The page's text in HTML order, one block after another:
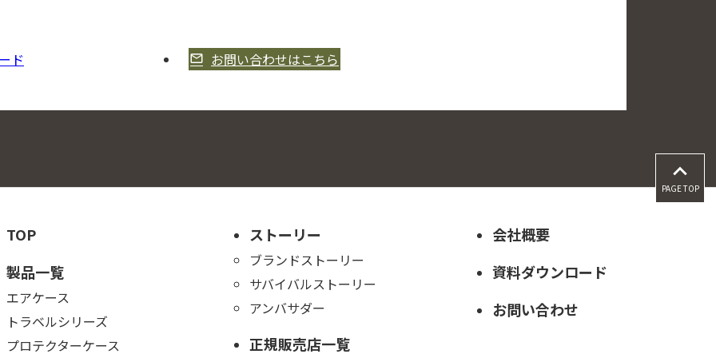
ド お問い合わせはこちら
PAGE TOP
TOP
製品一覧
エアケース
トラベルシリーズ
プロテクターケース
ストーリー
ブランドストーリー
サバイバルストーリー
アンバサダー
正規販売店一覧
会社概要
資料ダウンロード
お問い合わせ